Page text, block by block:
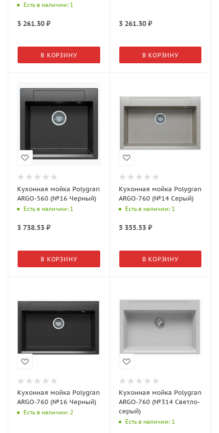
Есть в наличии: 1
3 261.30 ₽
В КОРЗИНУ
3 261.30₽
В КОРЗИНУ
Кухонная мойка Polygran
ARGO-560 (№16 Черный)
Есть в наличии: 1
3 738.53 ₽
В КОРЗИНУ
Кухонная мойка Polygran
ARGO-760 (№14 Серый)
Есть в наличии: 1
5 355.53₽
В КОРЗИНУ
Кухонная мойка Polygran
ARGO-760 (№16 Черный)
Есть в наличии: 2
Кухонная мойка Polygran
ARGO-760 (№314 Светло-
серый)
Есть в наличии: 1